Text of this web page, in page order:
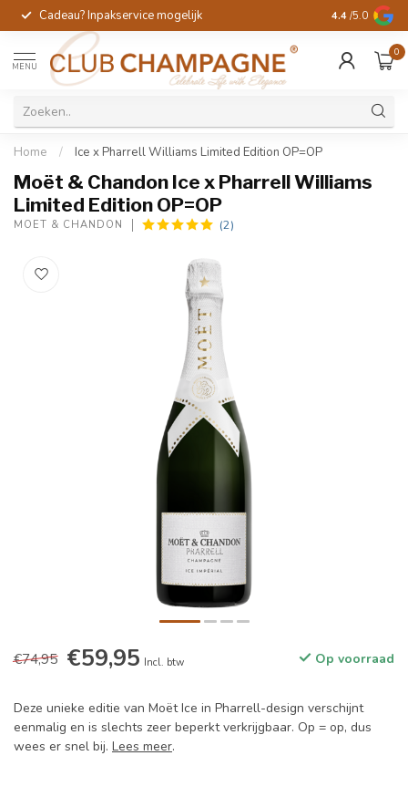
Cadeau? Inpakservice mogelijk Gratis
4.4 /5.0
MENU
0
Home / Ice x Pharrell Williams Limited Edition OP=OP
Moët & Chandon Ice x Pharrell Williams
Limited Edition OP=OP
MOËT & CHANDON (2)
€74,95 €59,95 Incl. btw Op voorraad
Deze unieke editie van Moët Ice in Pharrell-design verschijnt
eenmalig en is slechts zeer beperkt verkrijgbaar. Op = op, dus
wees er snel bij. Lees meer.